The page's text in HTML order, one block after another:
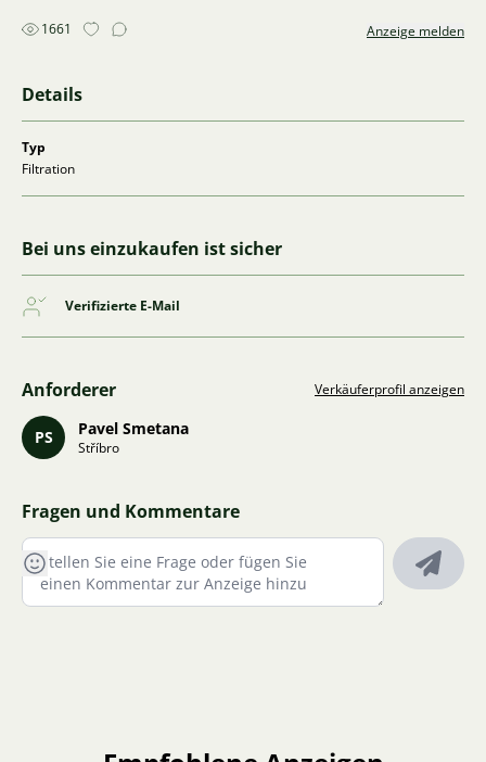
1661 Anzeige melden
Details
Typ
Filtration
Bei uns einzukaufen ist sicher
Verifizierte E-Mail
Anforderer Verkäuferprofil anzeigen
PS Pavel Smetana
Stříbro
Fragen und Kommentare